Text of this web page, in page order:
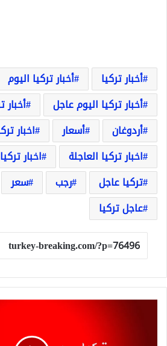
أخبار تركيا
أخبار تركيا اليوم
أخبار تركيا اليوم عاجل
أخبار
أردوغان
أسعار
اخبار
اخبار تركيا العاجلة
اخبار
تركيا عاجل
رجب سعر
عاجل تركيا